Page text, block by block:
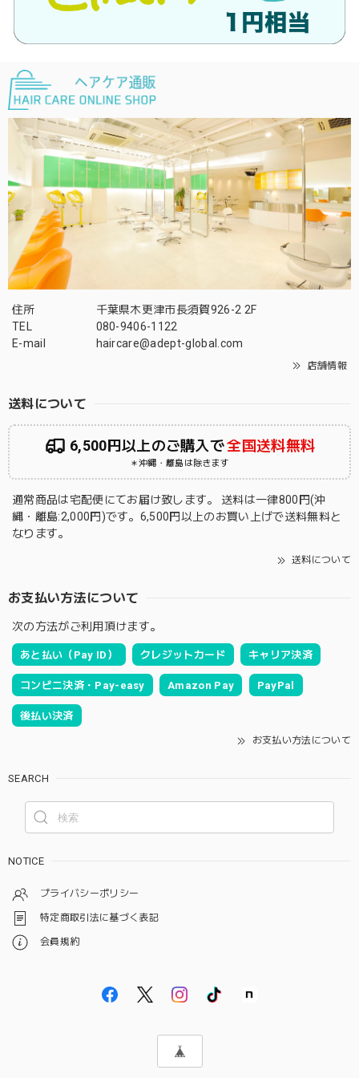
住所
千葉県木更津市長須賀926-2 2F
TEL
080-9406-1122
E-mail
haircare@adept-global.com
店舗情報
送料について
6,500円以上のご購入で全国送料無料
＊沖縄・離島は除きます
通常商品は宅配便にてお届け致します。 送料は一律800円(沖
縄・離島:2,000円)です。6,500円以上のお買い上げで送料無料と
なります。
送料について
お支払い方法について
次の方法がご利用頂けます。
あと払い（Pay ID） クレジットカード キャリア決済
コンビニ決済・Pay-easy Amazon Pay PayPal
後払い決済
お支払い方法について
SEARCH
NOTICE
プライバシーポリシー
特定商取引法に基づく表記
会員規約